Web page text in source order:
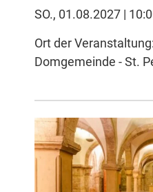
SO., 01.08.2027 |
Ort der
Domgemeinde - St.